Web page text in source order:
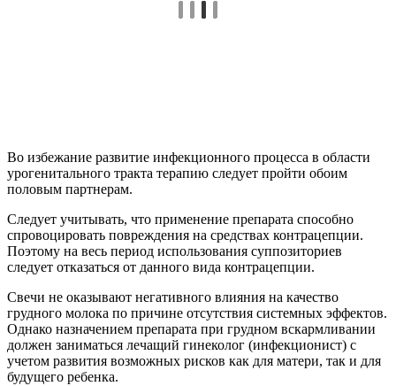
Во избежание развитие инфекционного процесса в области
урогенитального тракта терапию следует пройти обоим
половым партнерам.
Следует учитывать, что применение препарата способно
спровоцировать повреждения на средствах контрацепции.
Поэтому на весь период использования суппозиториев
следует отказаться от данного вида контрацепции.
Свечи не оказывают негативного влияния на качество
грудного молока по причине отсутствия системных эффектов.
Однако назначением препарата при грудном вскармливании
должен заниматься лечащий гинеколог (инфекционист) с
учетом развития возможных рисков как для матери, так и для
будущего ребенка.